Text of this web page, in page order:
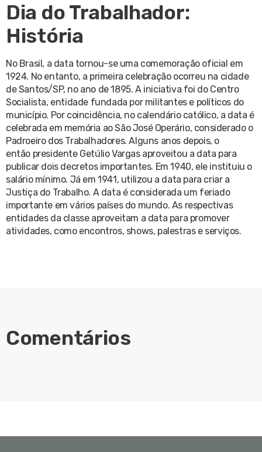
Dia do Trabalhador:
História
No Brasil, a data tornou-se uma comemoração oficial em
1924. No entanto, a primeira celebração ocorreu na cidade
de Santos/SP, no ano de 1895. A iniciativa foi do Centro
Socialista, entidade fundada por militantes e políticos do
município. Por coincidência, no calendário católico, a data é
celebrada em memória ao São José Operário, considerado o
Padroeiro dos Trabalhadores. Alguns anos depois, o
então presidente Getúlio Vargas aproveitou a data para
publicar dois decretos importantes. Em 1940, ele instituiu o
salário mínimo. Já em 1941, utilizou a data para criar a
Justiça do Trabalho. A data é considerada um feriado
importante em vários países do mundo. As respectivas
entidades da classe aproveitam a data para promover
atividades, como encontros, shows, palestras e serviços.
Comentários